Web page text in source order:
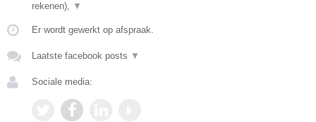
rekenen), ▼
Er wordt gewerkt op afspraak.
Laatste facebook posts ▼
Sociale media: